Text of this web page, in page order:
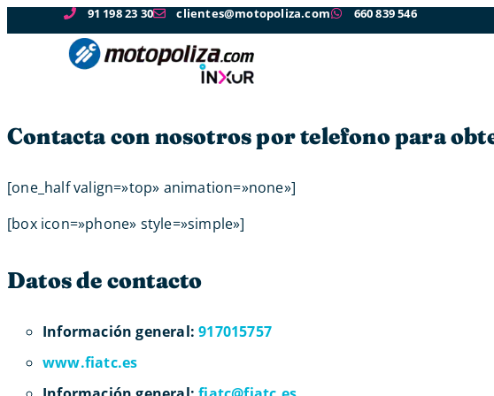
91 198 23 30 clientes@motopoliza.com 660 839 546
Contacta con nosotros por telefono para
[one_half valign=»top» animation=»none»]
[box icon=»phone» style=»simple»]
Datos de contacto
Información general: 917015757
www.fiatc.es